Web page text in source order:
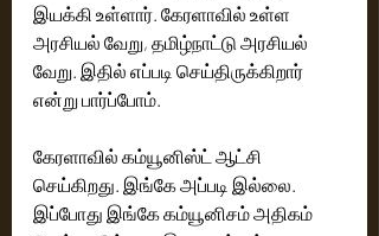
இயக்கி உள்ளார். கேரளாவில் உள்ள
அரசியல் வேறு, தமிழ்நாட்டு அரசியல்
வேறு. இதில் எப்படி செய்திருக்கிறார்
என்று பார்ப்போம்.
கேரளாவில் கம்யூனிஸ்ட் ஆட்சி
செய்கிறது. இங்கே அப்படி இல்லை.
இப்போது இங்கே கம்யூனிசம் அதிகம்